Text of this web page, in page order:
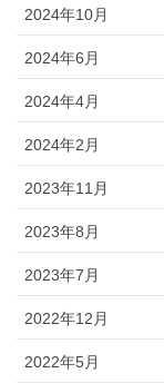
2024年10月
2024年6月
2024年4月
2024年2月
2023年11月
2023年8月
2023年7月
2022年12月
2022年5月